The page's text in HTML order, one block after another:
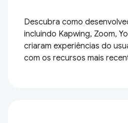
Descubra como
incluindo Kapwing, Zoom,
criaram experiências do
com os recursos mais